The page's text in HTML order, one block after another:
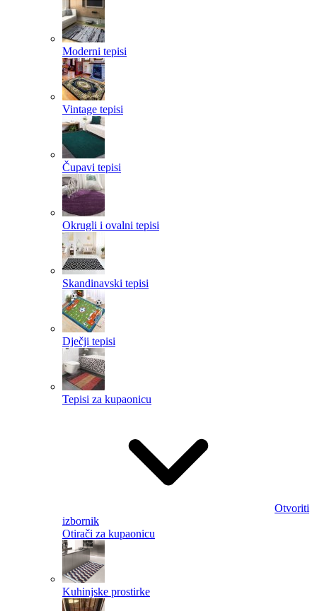
Moderni tepisi
Vintage tepisi
Čupavi tepisi
Okrugli i ovalni tepisi
Skandinavski tepisi
Dječji tepisi
Tepisi za kupaonicu
Otvoriti
izbornik
Otirači za kupaonicu
Kuhinjske prostirke